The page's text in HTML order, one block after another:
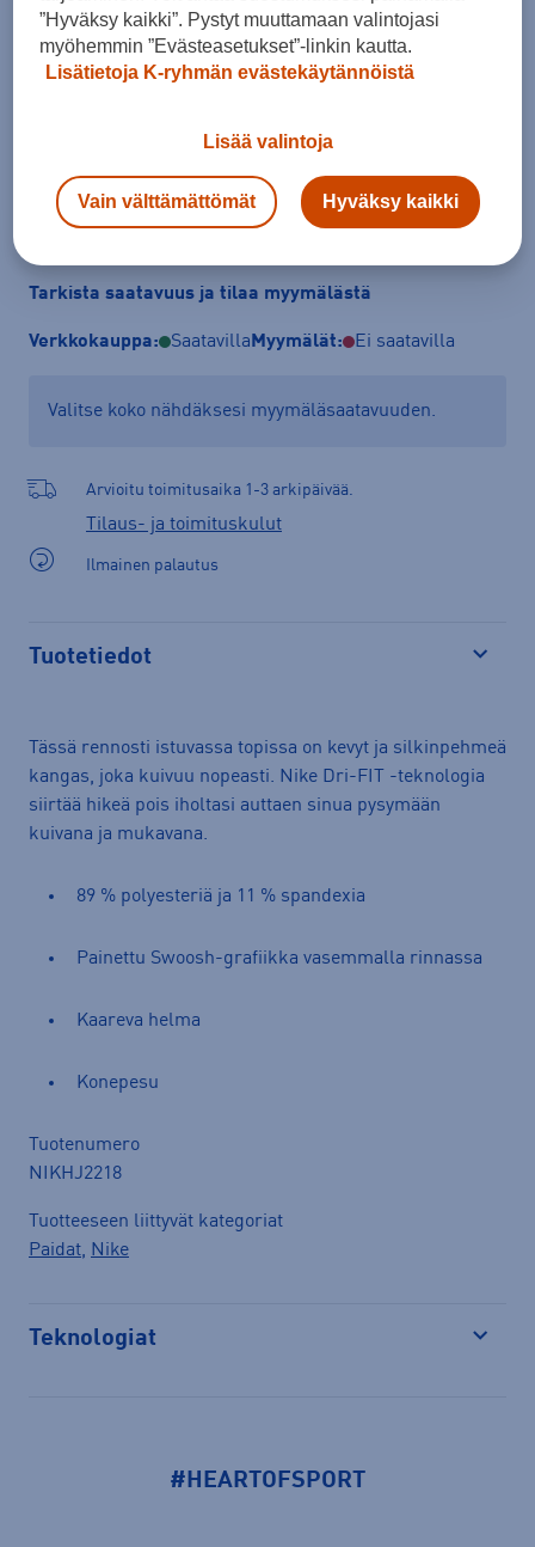
XL
Kokotaulukko
Lisää ostoskoriin
Tarkista saatavuus ja tilaa myymälästä
Verkkokauppa: Saatavilla Myymälät: Ei saatavilla
Valitse koko nähdäksesi myymäläsaatavuuden.
Arvioitu toimitusaika 1-3 arkipäivää.
Tilaus- ja toimituskulut
Ilmainen palautus
Tuotetiedot
Tässä rennosti istuvassa topissa on kevyt ja silkinpehmeä
kangas, joka kuivuu nopeasti. Nike Dri-FIT -teknologia
siirtää hikeä pois iholtasi auttaen sinua pysymään
kuivana ja mukavana.
89 % polyesteriä ja 11 % spandexia
Painettu Swoosh-grafiikka vasemmalla rinnassa
Kaareva helma
Konepesu
Tuotenumero
NIKHJ2218
Tuotteeseen liittyvät kategoriat
Paidat, Nike
Teknologiat
#HEARTOFSPORT
”Hyväksy kaikki”. Pystyt muuttamaan valintojasi
myöhemmin ”Evästeasetukset”-linkin kautta.
Lisätietoja K-ryhmän evästekäytännöistä
Lisää valintoja
Vain välttämättömät Hyväksy kaikki